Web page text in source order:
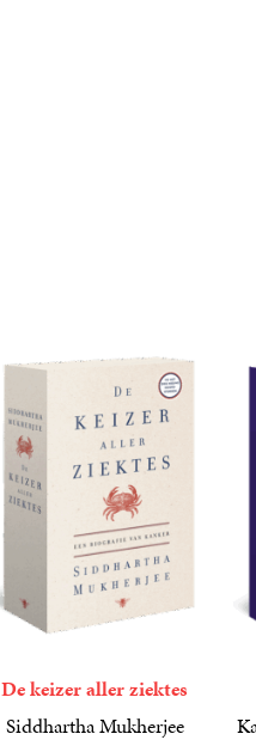
De keizer aller ziektes
Siddhartha Mukherjee